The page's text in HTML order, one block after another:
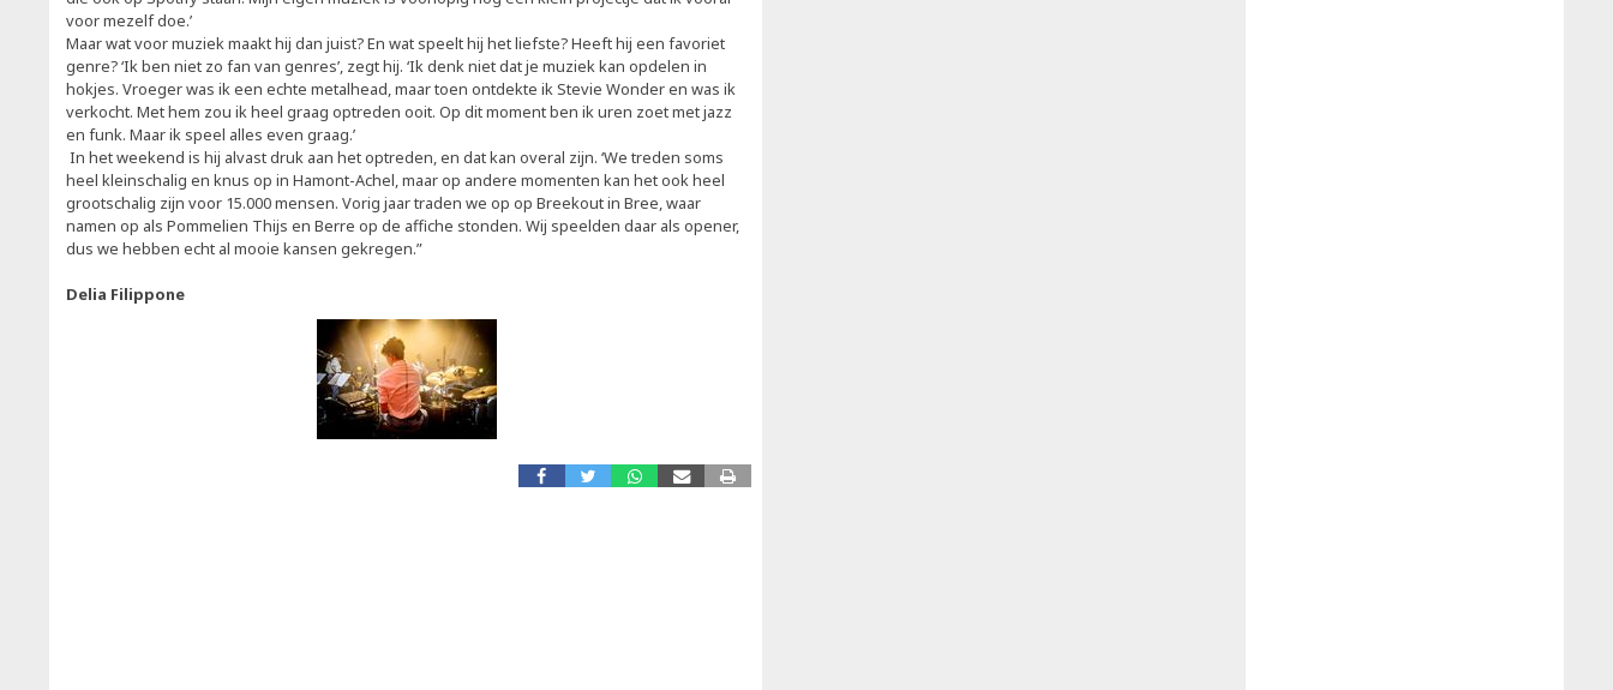
voor mezelf doe.’
Maar wat voor muziek maakt hij dan juist? En wat speelt hij het liefste? Heeft hij een favoriet
genre? ‘Ik ben niet zo fan van genres’, zegt hij. ‘Ik denk niet dat je muziek kan opdelen in
hokjes. Vroeger was ik een echte metalhead, maar toen ontdekte ik Stevie Wonder en was ik
verkocht. Met hem zou ik heel graag optreden ooit. Op dit moment ben ik uren zoet met jazz
en funk. Maar ik speel alles even graag.’
In het weekend is hij alvast druk aan het optreden, en dat kan overal zijn. ‘We treden soms
heel kleinschalig en knus op in Hamont-Achel, maar op andere momenten kan het ook heel
grootschalig zijn voor 15.000 mensen. Vorig jaar traden we op op Breekout in Bree, waar
namen op als Pommelien Thijs en Berre op de affiche stonden. Wij speelden daar als opener,
dus we hebben echt al mooie kansen gekregen.”
Delia Filippone